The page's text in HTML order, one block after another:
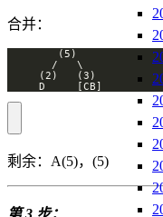
合并：
     D     [CB]
剩余：A(5)，(5)
第 3 步：